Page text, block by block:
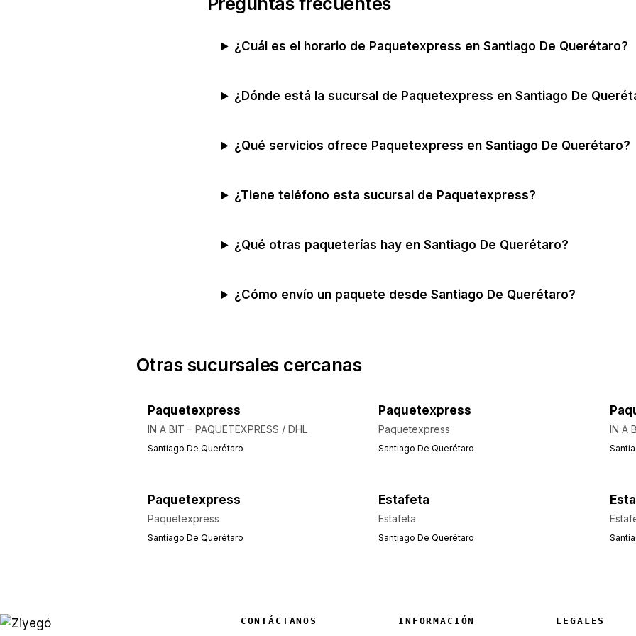
¿Cuál es el horario de Paquetexpress en Santiago De Querétaro?
¿Dónde está la sucursal de Paquetexpress en Santiago De
¿Qué servicios ofrece Paquetexpress en Santiago De Querétaro?
¿Tiene teléfono esta sucursal de Paquetexpress?
¿Qué otras paqueterías hay en Santiago De Querétaro?
¿Cómo envío un paquete desde Santiago De Querétaro?
Otras sucursales cercanas
Paquetexpress
IN A BIT – PAQUETEXPRESS / DHL
Santiago De Querétaro
Paquetexpress
Paquetexpress
Santiago De Querétaro
IN A
Paquetexpress
Paquetexpress
Santiago De Querétaro
Estafeta
Estafeta
Santiago De Querétaro
CONTÁCTANOS INFORMACIÓN LEGALES